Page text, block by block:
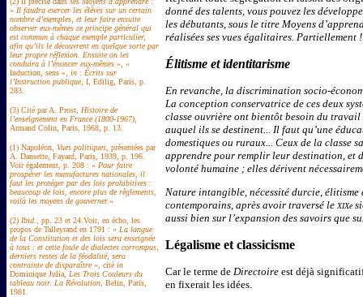
« Il faudra exercer les élèves sur un certain
nombre d’exemples, et leur faire ensuite
observer eux-mêmes ce principe général qui
est commun à chaque exemple particulier,
afin qu’ils le découvrent en quelque sorte par
leur propre réflexion. Ensuite on les
conduira à l’énoncer eux-mêmes », «
Induction, sens », in : Écrits sur
l’Instruction publique, I, Edilig, Paris, p.
283.
(3) Cité par A. Prost, Histoire de
l’enseignement en France (1800-1967)
Armand Colin, Paris, 1968, p. 13.
(1) Napoléon, Vues politiques , présentées par
A. Dansette, Fayard, Paris, 1939, p. 196.
Voir également, p. 208 : « Pour faire
prospérer les manufactures nationales, il
faut les protéger par des lois prohibitives :
beaucoup de lois, encore plus de règlements,
voilà les moyens de gouverner.»
(2) Ibid.
, pp. 23 et 24.Voir, en écho, les
propos de Talleyrand en 1791 : « La langue
de la Constitution et des lois sera enseignée
à tous : et cette foule de dialectes corrompus,
derniers restes de la féodalité, sera
contrainte de disparaître», cité in
Dominique Julia, Les Trois Couleurs du
tableau noir. La Révolution , Belin, Paris,
1981.
donné des talents, vous pouvez les
les débutants, sous le titre Moyens
réalisées ses vues égalitaires.
Élitisme et identitarisme
En revanche, la discrimination socio-
La conception conservatrice de ces deux
classe ouvrière ont bientôt besoin du travail
auquel ils se destinent... Il faut qu’une
domestiques ou ruraux... Ceux de la classe
apprendre pour remplir leur destination, et
volonté humaine ; elles dérivent
Nature intangible, nécessité durcie,
contemporains, après avoir traversé leXIXe
aussi bien sur l’expansion des savoirs que
Légalisme et classicisme
Car le terme de Directoire est déjà
en fixerait les idées.